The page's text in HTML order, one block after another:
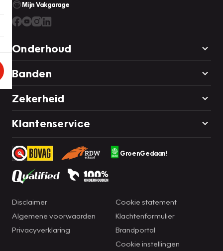
Mijn Vakgarage
Onderhoud
Banden
Zekerheid
Klantenservice
GroenGedaan!
Disclaimer
Algemene voorwaarden
Privacyverklaring
Cookie statement
Klachtenformulier
Brandportal
Cookie instellingen